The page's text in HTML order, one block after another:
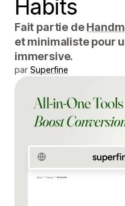
Habits
Fait partie de
et minimaliste pour
immersive.
par Superfine